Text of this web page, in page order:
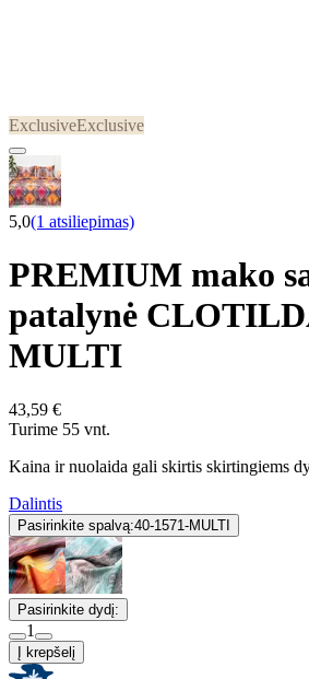
ExclusiveExclusive
5,0(1 atsiliepimas)
PREMIUM mako
patalynė
MULTI
43,59 €
Turime 55 vnt.
Kaina ir nuolaida gali skirtis skirtingiems
Dalintis
Pasirinkite spalvą:40-1571-MULTI
Pasirinkite dydį:
1
Į krepšelį